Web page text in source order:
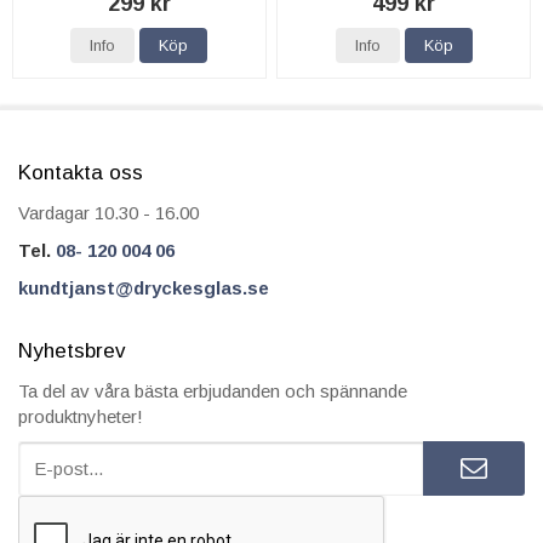
Info Köp Info Köp
Kontakta oss
Vardagar 10.30 - 16.00
Tel. 08- 120 004 06
kundtjanst@dryckesglas.se
Nyhetsbrev
Ta del av våra bästa erbjudanden och spännande
produktnyheter!